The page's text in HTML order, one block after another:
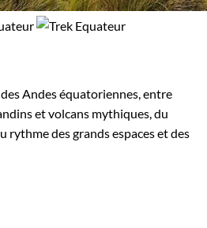
Andes équatoriennes, entre
et volcans mythiques, du
rythme des grands espaces et des